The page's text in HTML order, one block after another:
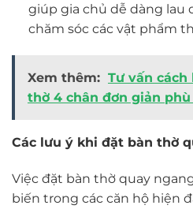
giúp gia chủ dễ dàng lau
chăm sóc các vật phẩm
Xem thêm: Tư vấn cách
thờ 4 chân đơn giản
Các lưu ý khi đặt bàn thờ
Việc đặt bàn thờ quay
biến trong các căn hộ hiện